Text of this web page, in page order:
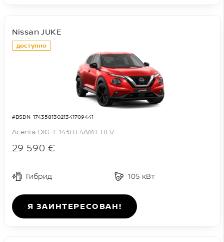
доступно
#BSDN-17435813021341709441
Nissan JUKE
Acenta DIG-T 143HJ 4AMT HEV
29 590 €
Гибрид 105 кВт
Я ЗАИНТЕРЕСОВАН!